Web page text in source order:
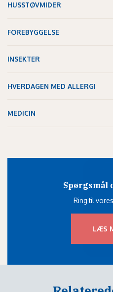
HUSSTØVMIDER
FOREBYGGELSE
INSEKTER
HVERDAGEN MED ALLERGI
MEDICIN
Spørgsmål
Ring til
LÆS